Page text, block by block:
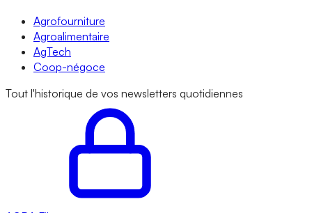
Agrofourniture
Agroalimentaire
AgTech
Coop-négoce
Tout l'historique de vos newsletters quotidiennes